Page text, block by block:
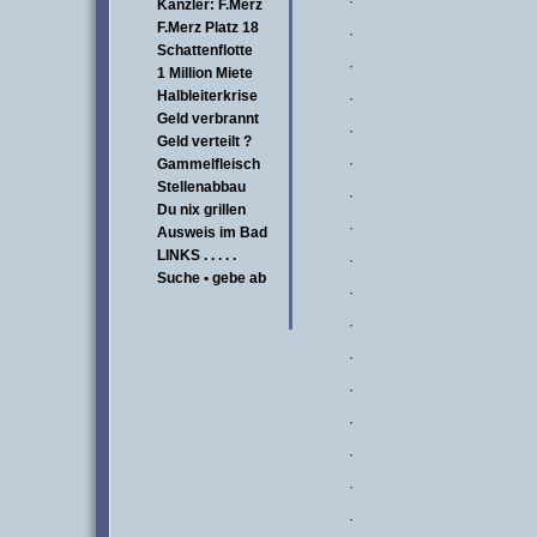
Kanzler: F.Merz
F.Merz Platz 18
Schattenflotte
1 Million Miete
Halbleiterkrise
Geld verbrannt
Geld verteilt ?
Gammelfleisch
Stellenabbau
Du nix grillen
Ausweis im Bad
LINKS . . . . .
Suche • gebe ab
·
·
·
·
·
·
·
·
·
·
·
·
·
·
·
·